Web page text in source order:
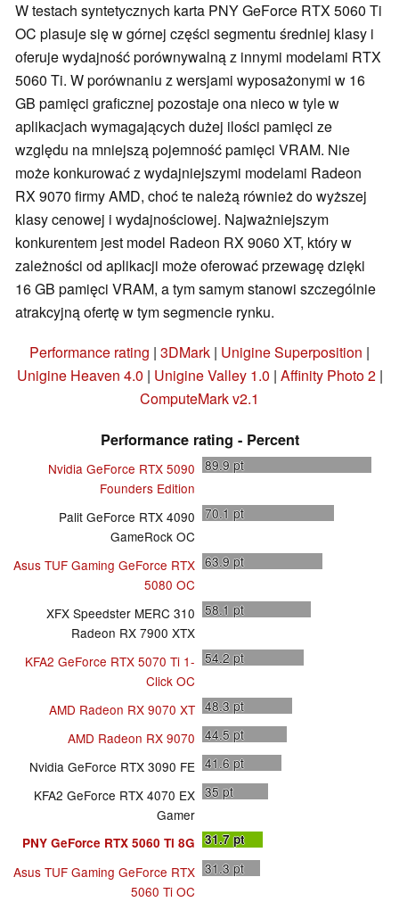
W testach syntetycznych karta PNY GeForce RTX 5060 Ti
OC plasuje się w górnej części segmentu średniej klasy i
oferuje wydajność porównywalną z innymi modelami RTX
5060 Ti. W porównaniu z wersjami wyposażonymi w 16
GB pamięci graficznej pozostaje ona nieco w tyle w
aplikacjach wymagających dużej ilości pamięci ze
względu na mniejszą pojemność pamięci VRAM. Nie
może konkurować z wydajniejszymi modelami Radeon
RX 9070 firmy AMD, choć te należą również do wyższej
klasy cenowej i wydajnościowej. Najważniejszym
konkurentem jest model Radeon RX 9060 XT, który w
zależności od aplikacji może oferować przewagę dzięki
16 GB pamięci VRAM, a tym samym stanowi szczególnie
atrakcyjną ofertę w tym segmencie rynku.
Performance rating | 3DMark | Unigine Superposition |
Unigine Heaven 4.0 | Unigine Valley 1.0 | Affinity Photo 2|
ComputeMark v2.1
Performance rating - Percent
Nvidia GeForce RTX 5090
Founders Edition
89.9 pt
Palit GeForce RTX 4090
GameRock OC
70.1 pt
Asus TUF Gaming GeForce RTX
5080 OC
63.9 pt
XFX Speedster MERC 310
Radeon RX 7900 XTX
58.1 pt
KFA2 GeForce RTX 5070 Ti 1-
Click OC
54.2 pt
AMD Radeon RX 9070 XT 48.3 pt
AMD Radeon RX 9070 44.5 pt
Nvidia GeForce RTX 3090 FE 41.6 pt
KFA2 GeForce RTX 4070 EX
Gamer
35 pt
PNY GeForce RTX 5060 Ti 8G 31.7pt
Asus TUF Gaming GeForce RTX
5060 Ti OC
31.3 pt